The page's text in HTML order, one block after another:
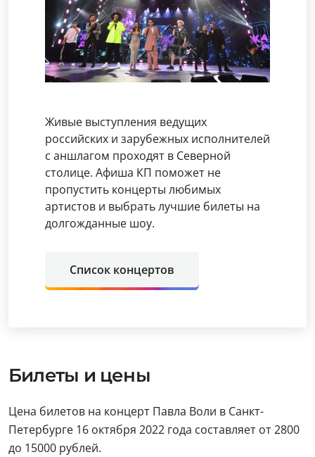
Живые выступления ведущих
российских и зарубежных исполнителей
с аншлагом проходят в Северной
столице. Афиша КП поможет не
пропустить концерты любимых
артистов и выбрать лучшие билеты на
долгожданные шоу.
Список концертов
Билеты и цены
Цена билетов на концерт Павла Воли в Санкт-
Петербурге 16 октября 2022 года составляет от 2800
до 15000 рублей.